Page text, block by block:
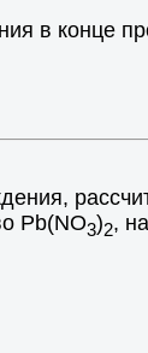
в конце
Pb(NO3)2,